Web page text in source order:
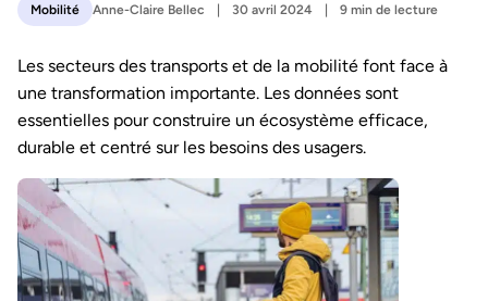
Mobilité Anne-Claire Bellec 30 avril 2024 9 min de lecture
Les secteurs des transports et de la mobilité font face à
une transformation importante. Les données sont
essentielles pour construire un écosystème efficace,
durable et centré sur les besoins des usagers.